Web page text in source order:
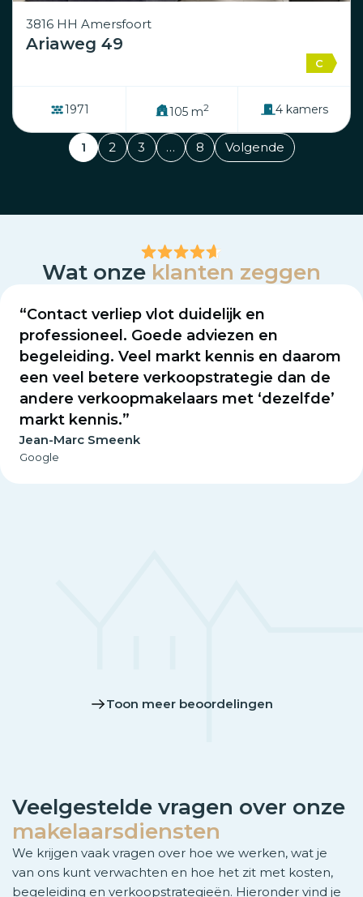
3816 HH Amersfoort
Ariaweg 49
C
1971 105 m2 4 kamers
1 2 3 … 8 Volgende
Wat onze klanten zeggen
“Contact verliep vlot duidelijk en
professioneel. Goede adviezen en
begeleiding. Veel markt kennis en daarom
een veel betere verkoopstrategie dan de
andere verkoopmakelaars met ‘dezelfde’
markt kennis.”
Jean-Marc Smeenk
Google
Toon meer beoordelingen
Veelgestelde vragen over onze
makelaarsdiensten
We krijgen vaak vragen over hoe we werken, wat je
van ons kunt verwachten en hoe het zit met kosten,
begeleiding en verkoopstrategieën. Hieronder vind je